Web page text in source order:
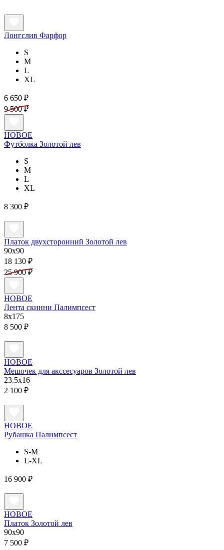
Лонгслив Фарфор
S
M
L
XL
6 650 ₽
9 500 ₽
НОВОЕ
Футболка Золотой лев
S
M
L
XL
8 300 ₽
Платок двухсторонний Золотой лев
90x90
18 130 ₽
25 900 ₽
НОВОЕ
Лента скинни Палимпсест
8х175
8 500 ₽
НОВОЕ
Мешочек для акссесуаров Золотой лев
23.5х16
2 100 ₽
НОВОЕ
Рубашка Палимпсест
S-M
L-XL
16 900 ₽
НОВОЕ
Платок Золотой лев
90x90
7 500 ₽